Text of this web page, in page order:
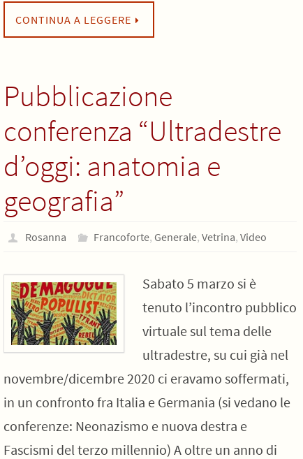
CONTINUA A LEGGERE
Pubblicazione
conferenza “Ultradestre
d’oggi: anatomia e
geografia”
Rosanna Francoforte, Generale,Vetrina,Video
Sabato 5 marzo si è
tenuto l’incontro pubblico
virtuale sul tema delle
ultradestre, su cui già nel
novembre/dicembre 2020 ci eravamo soffermati,
in un confronto fra Italia e Germania (si vedano le
conferenze: Neonazismo e nuova destra e
Fascismi del terzo millennio) A oltre un anno di